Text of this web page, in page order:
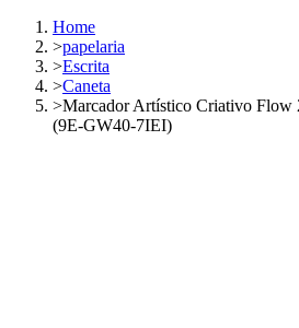
Home
>papelaria
>Escrita
>Caneta
>Marcador Artístico Criativo Flow
(9E-GW40-7IEI)